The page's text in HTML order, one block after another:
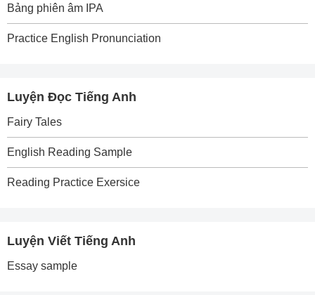
Bảng phiên âm IPA
Practice English Pronunciation
Luyện Đọc Tiếng Anh
Fairy Tales
English Reading Sample
Reading Practice Exersice
Luyện Viết Tiếng Anh
Essay sample